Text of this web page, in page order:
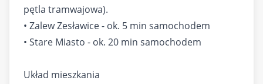
pętla tramwajowa).
• Zalew Zesławice - ok. 5 min samochodem
• Stare Miasto - ok. 20 min samochodem
Układ mieszkania